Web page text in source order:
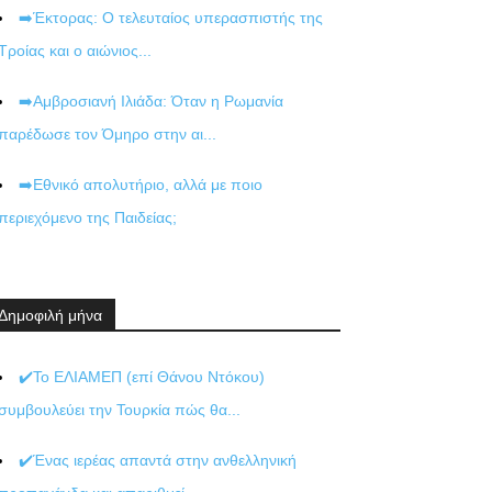
➡️Έκτορας: Ο τελευταίος υπερασπιστής της
και ο αιώνιος...
➡️Αμβροσιανή Ιλιάδα: Όταν η Ρωμανία
τον Όμηρο στην αι...
➡️Εθνικό απολυτήριο, αλλά με ποιο
της Παιδείας;
μήνα
✔️Το ΕΛΙΑΜΕΠ (επί Θάνου Ντόκου)
την Τουρκία πώς θα...
✔️Ένας ιερέας απαντά στην ανθελληνική